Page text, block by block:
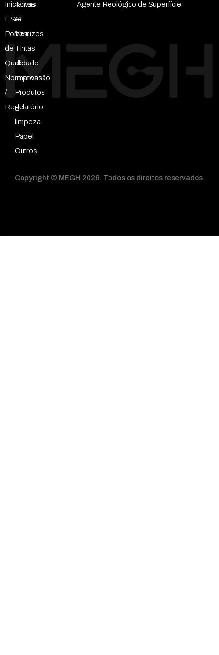
Iniciativas
ESG
Política
de
Qualidade
Normativas
/
Regulatório
Tintas
e
Vernizes
Tintas
de
Impressão
Produtos
de
limpeza
Papel
Outros
Agente Reológico de Superfície
Copyright © MEGH 2026. Todos os direitos reservados.